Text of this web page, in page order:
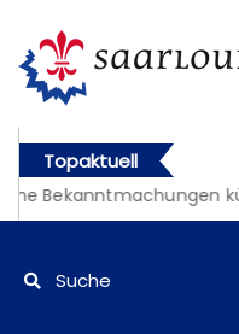
Topaktuell
Bekanntmachungen